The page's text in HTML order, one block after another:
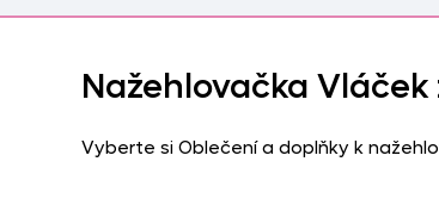
Nažehlovačka Vláček
Vyberte si Oblečení a doplňky k